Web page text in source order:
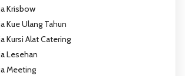
Krisbow
Kue Ulang Tahun
Kursi Alat Catering
Lesehan
Meeting